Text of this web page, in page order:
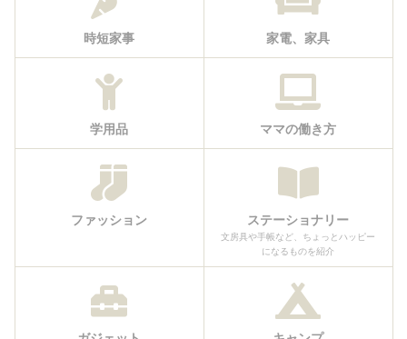
時短家事 家電、家具
学用品 ママの働き方
ファッション ステーショナリー
文房具や手帳など、ちょっとハッピー
になるものを紹介